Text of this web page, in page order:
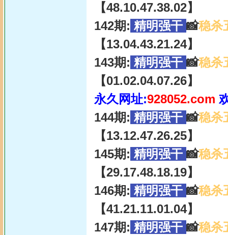
【48.10.47.38.02】
142期: 精明强干 📸稳杀
【13.04.43.21.24】
143期: 精明强干 📸稳杀
【01.02.04.07.26】
永久网址:928052.com
144期: 精明强干 📸稳杀
【13.12.47.26.25】
145期: 精明强干 📸稳杀
【29.17.48.18.19】
146期: 精明强干 📸稳杀
【41.21.11.01.04】
147期: 精明强干 📸稳杀